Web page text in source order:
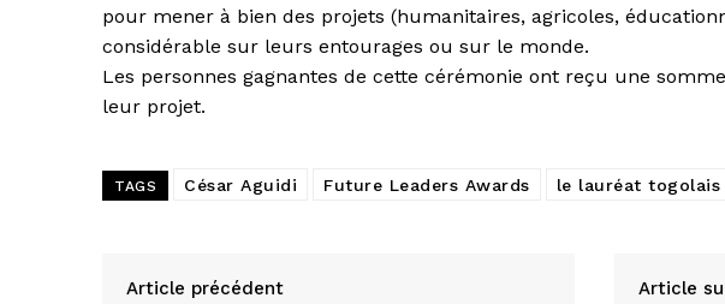
pour mener à bien des projets (humanitaires, agricoles,
considérable sur leurs entourages ou sur le monde.
Les personnes gagnantes de cette cérémonie ont reçu une
leur projet.
TAGS César Aguidi Future Leaders Awards le lauréat togolais
Article précédent Article